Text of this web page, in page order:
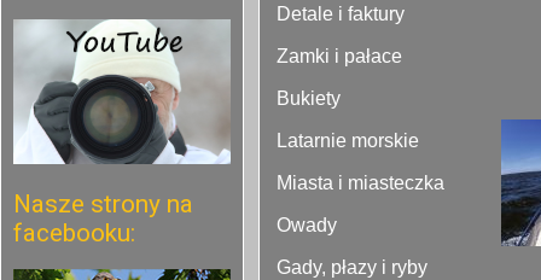
Nasze strony na
facebooku:
Detale i faktury
Zamki i pałace
Bukiety
Latarnie morskie
Miasta i miasteczka
Owady
Gady, płazy i ryby